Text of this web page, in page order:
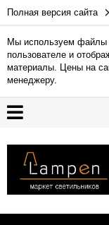
Полная версия сайта
Мы используем файлы
пользователе и
материалы. Цены на
менеджеру.
Гарантия
Доставка
и
Контакты